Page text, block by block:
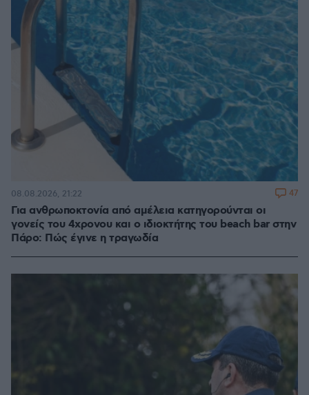
Για ανθρωποκτονία από αμέλεια κατηγορούνται οι
γονείς του 4χρονου και ο ιδιοκτήτης του beach bar στην
Πάρο: Πώς έγινε η τραγωδία
08.08.2026, 21:22 47